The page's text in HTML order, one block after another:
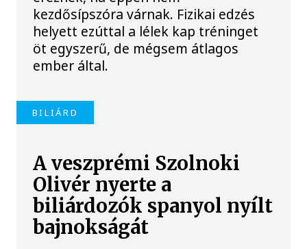
kezdősípszóra várnak. Fizikai edzés
helyett ezúttal a lélek kap tréninget
öt egyszerű, de mégsem átlagos
ember által.
BILIÁRD
A veszprémi Szolnoki
Olivér nyerte a
biliárdozók spanyol nyílt
bajnokságát